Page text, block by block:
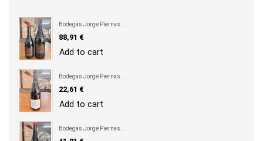
Bodegas Jorge Piernas...
Precio
88,91 €
Add to cart
Bodegas Jorge Piernas...
Precio
22,61 €
Add to cart
Bodegas Jorge Piernas...